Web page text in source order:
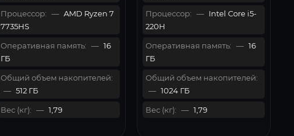
Процессор: — AMD Ryzen 7
7735HS
Оперативная память: — 16
ГБ
Общий объем накопителей:
— 512 ГБ
Вес (кг): — 1,79
Процессор: — Intel Core i5-
220H
Оперативная память: — 16
ГБ
Общий объем накопителей:
— 1024 ГБ
Вес (кг): — 1,79